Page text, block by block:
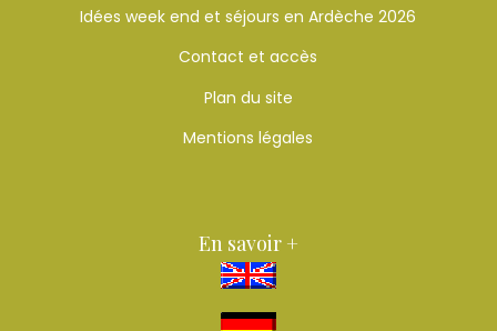
Idées week end et séjours en Ardèche 2026
Contact et accès
Plan du site
Mentions légales
En savoir +